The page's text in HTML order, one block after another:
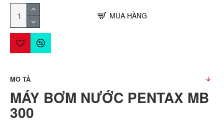
MUA HÀNG
MÔ TẢ
MÁY BƠM NƯỚC PENTAX MB
300